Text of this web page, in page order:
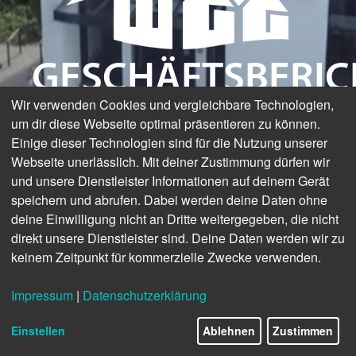
2024
Wir verwenden Cookies und vergleichbare Technologien,
um dir diese Webseite optimal präsentieren zu können.
Einige dieser Technologien sind für die Nutzung unserer
Webseite unerlässlich. Mit deiner Zustimmung dürfen wir
und unsere Dienstleister Informationen auf deinem Gerät
speichern und abrufen. Dabei werden deine Daten ohne
deine Einwilligung nicht an Dritte weitergegeben, die nicht
direkt unsere Dienstleister sind. Deine Daten werden wir zu
keinem Zeitpunkt für kommerzielle Zwecke verwenden.
Impressum | Datenschutzerklärung
Einstellen Ablehnen Zustimmen